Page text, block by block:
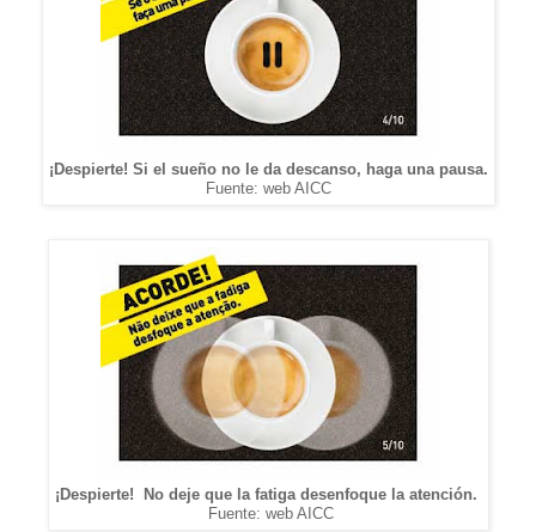
¡Despierte! Si el sueño no le da descanso, haga una pausa.
Fuente: web AICC
¡Despierte! No deje que la fatiga desenfoque la atención.
Fuente: web AICC